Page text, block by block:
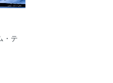
・テ